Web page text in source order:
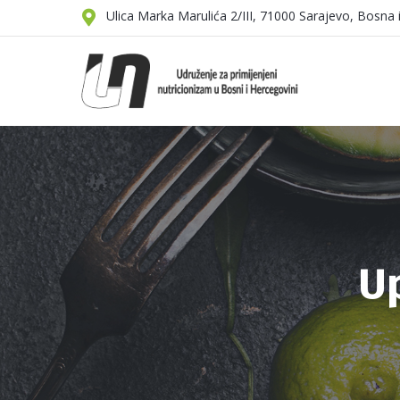
Ulica Marka Marulića 2/III, 71000 Sarajevo, Bosna